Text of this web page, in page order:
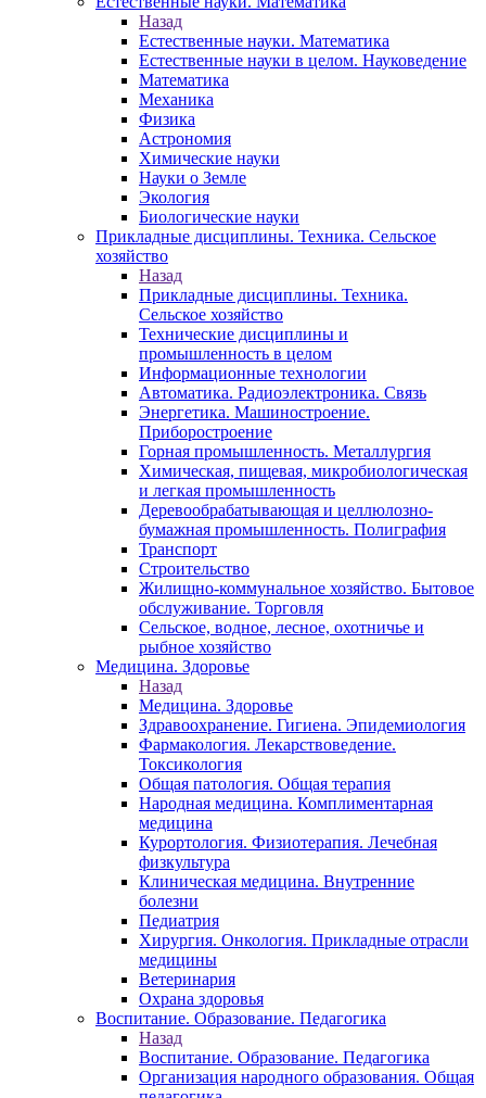
Назад
Естественные науки. Математика
Естественные науки в целом. Науковедение
Математика
Механика
Физика
Астрономия
Химические науки
Науки о Земле
Экология
Биологические науки
Прикладные дисциплины. Техника. Сельское
хозяйство
Назад
Прикладные дисциплины. Техника.
Сельское хозяйство
Технические дисциплины и
промышленность в целом
Информационные технологии
Автоматика. Радиоэлектроника. Связь
Энергетика. Машиностроение.
Приборостроение
Горная промышленность. Металлургия
Химическая, пищевая, микробиологическая
и легкая промышленность
Деревообрабатывающая и целлюлозно-
бумажная промышленность. Полиграфия
Транспорт
Строительство
Жилищно-коммунальное хозяйство. Бытовое
обслуживание. Торговля
Сельское, водное, лесное, охотничье и
рыбное хозяйство
Медицина. Здоровье
Назад
Медицина. Здоровье
Здравоохранение. Гигиена. Эпидемиология
Фармакология. Лекарствоведение.
Токсикология
Общая патология. Общая терапия
Народная медицина. Комплиментарная
медицина
Курортология. Физиотерапия. Лечебная
физкультура
Клиническая медицина. Внутренние
болезни
Педиатрия
Хирургия. Онкология. Прикладные отрасли
медицины
Ветеринария
Охрана здоровья
Воспитание. Образование. Педагогика
Назад
Воспитание. Образование. Педагогика
Организация народного образования. Общая